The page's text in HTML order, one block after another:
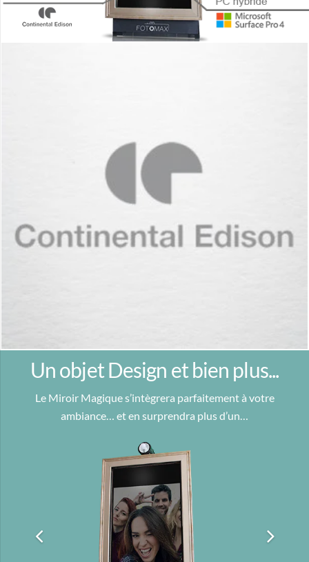
Un objet Design et bien plus...
Le Miroir Magique s’intègrera parfaitement à votre
ambiance… et en surprendra plus d’un…